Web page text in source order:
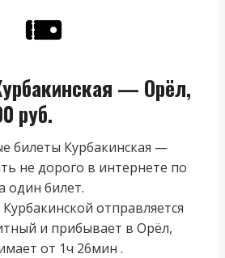
— Орёл,
руб.
билеты Курбакинская —
не дорого в интернете по
один билет.
отправляется
и прибывает в Орёл,
от 1ч 26мин .